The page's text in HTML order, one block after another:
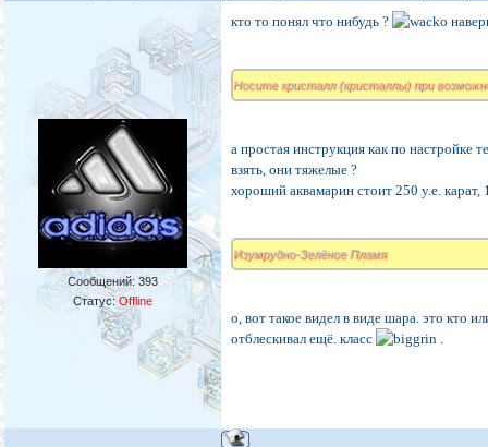
Сообщений:393
Статус:Offline
кто то понял что нибудь ?
Носите кристалл (кристаллы) при
а простая инструкция как по настройке
взять, они тяжелые ?
хороший аквамарин стоит 250 у.е.
Изумрудно-Зелёное Пламя
о, вот такое видел в виде шара. это кто
отблескивал ещё. класс
.